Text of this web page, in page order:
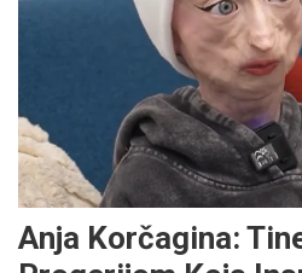
Anja Korčagina: